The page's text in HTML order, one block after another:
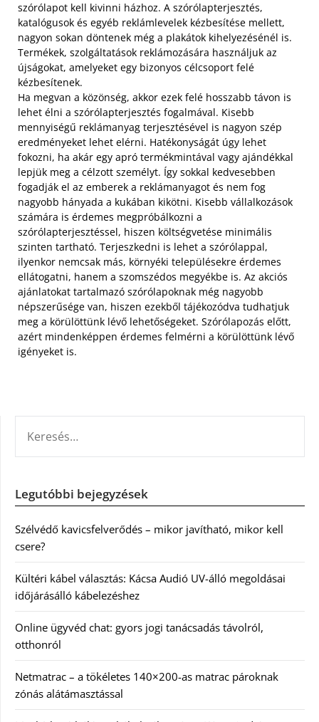
szórólapot kell kivinni házhoz. A szórólapterjesztés,
katalógusok és egyéb reklámlevelek kézbesítése mellett,
nagyon sokan döntenek még a plakátok kihelyezésénél is.
Termékek, szolgáltatások reklámozására használjuk az
újságokat, amelyeket egy bizonyos célcsoport felé
kézbesítenek.
Ha megvan a közönség, akkor ezek felé hosszabb távon is
lehet élni a szórólapterjesztés fogalmával. Kisebb
mennyiségű reklámanyag terjesztésével is nagyon szép
eredményeket lehet elérni. Hatékonyságát úgy lehet
fokozni, ha akár egy apró termékmintával vagy ajándékkal
lepjük meg a célzott személyt. Így sokkal kedvesebben
fogadják el az emberek a reklámanyagot és nem fog
nagyobb hányada a kukában kikötni. Kisebb vállalkozások
számára is érdemes megpróbálkozni a
szórólapterjesztéssel, hiszen költségvetése minimális
szinten tartható. Terjeszkedni is lehet a szórólappal,
ilyenkor nemcsak más, környéki településekre érdemes
ellátogatni, hanem a szomszédos megyékbe is. Az akciós
ajánlatokat tartalmazó szórólapoknak még nagyobb
népszerűsége van, hiszen ezekből tájékozódva tudhatjuk
meg a körülöttünk lévő lehetőségeket. Szórólapozás előtt,
azért mindenképpen érdemes felmérni a körülöttünk lévő
igényeket is.
Legutóbbi bejegyzések
Szélvédő kavicsfelverődés – mikor javítható, mikor kell
csere?
Kültéri kábel választás: Kácsa Audió UV-álló megoldásai
időjárásálló kábelezéshez
Online ügyvéd chat: gyors jogi tanácsadás távolról,
otthonról
Netmatrac – a tökéletes 140×200-as matrac pároknak
zónás alátámasztással